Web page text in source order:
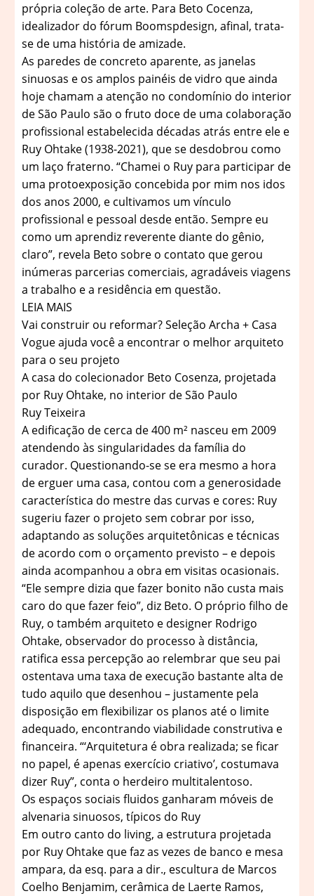
própria coleção de arte. Para Beto Cocenza,
idealizador do fórum Boomspdesign, afinal, trata-
se de uma história de amizade.
As paredes de concreto aparente, as janelas
sinuosas e os amplos painéis de vidro que ainda
hoje chamam a atenção no condomínio do interior
de São Paulo são o fruto doce de uma colaboração
profissional estabelecida décadas atrás entre ele e
Ruy Ohtake (1938-2021), que se desdobrou como
um laço fraterno. “Chamei o Ruy para participar de
uma protoexposição concebida por mim nos idos
dos anos 2000, e cultivamos um vínculo
profissional e pessoal desde então. Sempre eu
como um aprendiz reverente diante do gênio,
claro”, revela Beto sobre o contato que gerou
inúmeras parcerias comerciais, agradáveis viagens
a trabalho e a residência em questão.
LEIA MAIS
Vai construir ou reformar? Seleção Archa + Casa
Vogue ajuda você a encontrar o melhor arquiteto
para o seu projeto
A casa do colecionador Beto Cosenza, projetada
por Ruy Ohtake, no interior de São Paulo
Ruy Teixeira
A edificação de cerca de 400 m² nasceu em 2009
atendendo às singularidades da família do
curador. Questionando-se se era mesmo a hora
de erguer uma casa, contou com a generosidade
característica do mestre das curvas e cores: Ruy
sugeriu fazer o projeto sem cobrar por isso,
adaptando as soluções arquitetônicas e técnicas
de acordo com o orçamento previsto – e depois
ainda acompanhou a obra em visitas ocasionais.
“Ele sempre dizia que fazer bonito não custa mais
caro do que fazer feio”, diz Beto. O próprio filho de
Ruy, o também arquiteto e designer Rodrigo
Ohtake, observador do processo à distância,
ratifica essa percepção ao relembrar que seu pai
ostentava uma taxa de execução bastante alta de
tudo aquilo que desenhou – justamente pela
disposição em flexibilizar os planos até o limite
adequado, encontrando viabilidade construtiva e
financeira. “‘Arquitetura é obra realizada; se ficar
no papel, é apenas exercício criativo’, costumava
dizer Ruy”, conta o herdeiro multitalentoso.
Os espaços sociais fluidos ganharam móveis de
alvenaria sinuosos, típicos do Ruy
Em outro canto do living, a estrutura projetada
por Ruy Ohtake que faz as vezes de banco e mesa
ampara, da esq. para a dir., escultura de Marcos
Coelho Benjamim, cerâmica de Laerte Ramos,